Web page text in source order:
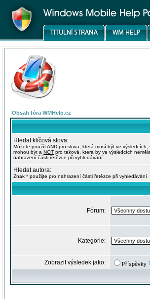
Obsah fóra WMHelp.cz
Hledat klíčová slova:
Můžete použítAND pro slova, která musí být ve výsledcích,
mohou být a NOT pro taková, která by ve výsledcích
nahrazení části řetězce při vyhledávání.
Hledat autora:
Znak * použijte pro nahrazení části řetězce při vyhledávání
Fórum:
Kategorie:
Zobrazit výsledek jako: Příspěvky